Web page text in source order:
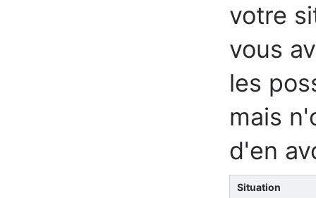
votre
vous
les
mais
d'en
Situation